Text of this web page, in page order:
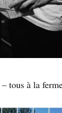
– tous à la